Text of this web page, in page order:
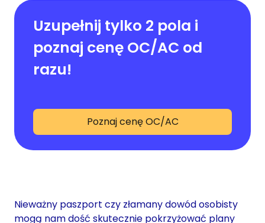
Uzupełnij tylko 2 pola i
poznaj cenę OC/AC od
razu!
Poznaj cenę OC/AC
Nieważny paszport czy złamany dowód osobisty
mogą nam dość skutecznie pokrzyżować plany